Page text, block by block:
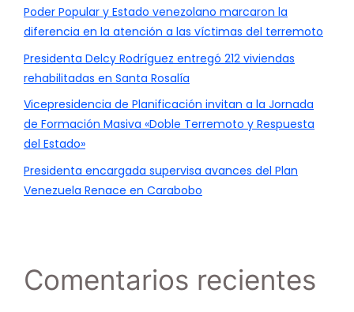
Poder Popular y Estado venezolano marcaron la
diferencia en la atención a las víctimas del terremoto
Presidenta Delcy Rodríguez entregó 212 viviendas
rehabilitadas en Santa Rosalía
Vicepresidencia de Planificación invitan a la Jornada
de Formación Masiva «Doble Terremoto y Respuesta
del Estado»
Presidenta encargada supervisa avances del Plan
Venezuela Renace en Carabobo
Comentarios recientes